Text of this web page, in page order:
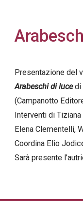
Presentazione del
Arabeschi di lucedi
(Campanotto
Interventi di
Elena Clementelli,
Coordina Elio
Sarà presente
Acconsento
miei dati
personali in
accordo
con il
decreto
legislativo
196/03